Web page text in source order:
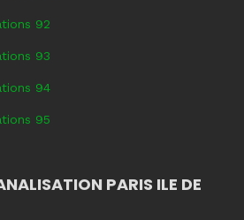
92
93
94
95
PARIS ILE DE